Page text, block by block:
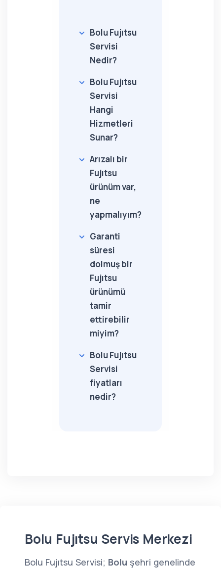
Bolu Fujıtsu
Servisi
Nedir?
Bolu Fujıtsu
Servisi
Hangi
Hizmetleri
Sunar?
Arızalı bir
Fujıtsu
ürünüm var,
ne
yapmalıyım?
Garanti
süresi
dolmuş bir
Fujıtsu
ürünümü
tamir
ettirebilir
miyim?
Bolu Fujıtsu
Servisi
fiyatları
nedir?
Bolu Fujıtsu Servis Merkezi
Bolu Fujıtsu Servisi; Bolu şehri genelinde